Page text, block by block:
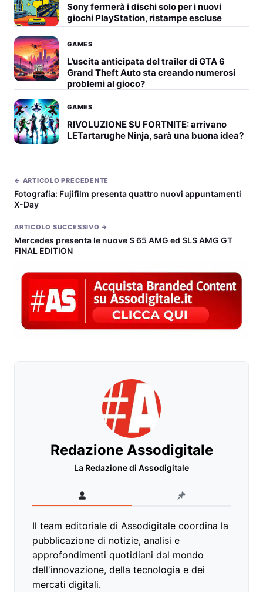
Sony fermerà i dischi solo per i nuovi
giochi PlayStation, ristampe escluse
GAMES
L’uscita anticipata del trailer di GTA 6
Grand Theft Auto sta creando numerosi
problemi al gioco?
GAMES
RIVOLUZIONE SU FORTNITE: arrivano
LETartarughe Ninja, sarà una buona idea?
← ARTICOLO PRECEDENTE
Fotografia: Fujifilm presenta quattro nuovi appuntamenti
X-Day
ARTICOLO SUCCESSIVO →
Mercedes presenta le nuove S 65 AMG ed SLS AMG GT
FINAL EDITION
Redazione Assodigitale
La Redazione di Assodigitale
Il team editoriale di Assodigitale coordina la
pubblicazione di notizie, analisi e
approfondimenti quotidiani dal mondo
dell'innovazione, della tecnologia e dei
mercati digitali.